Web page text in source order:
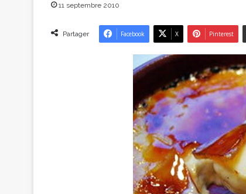
11 septembre 2010
Partager Facebook X Pinterest